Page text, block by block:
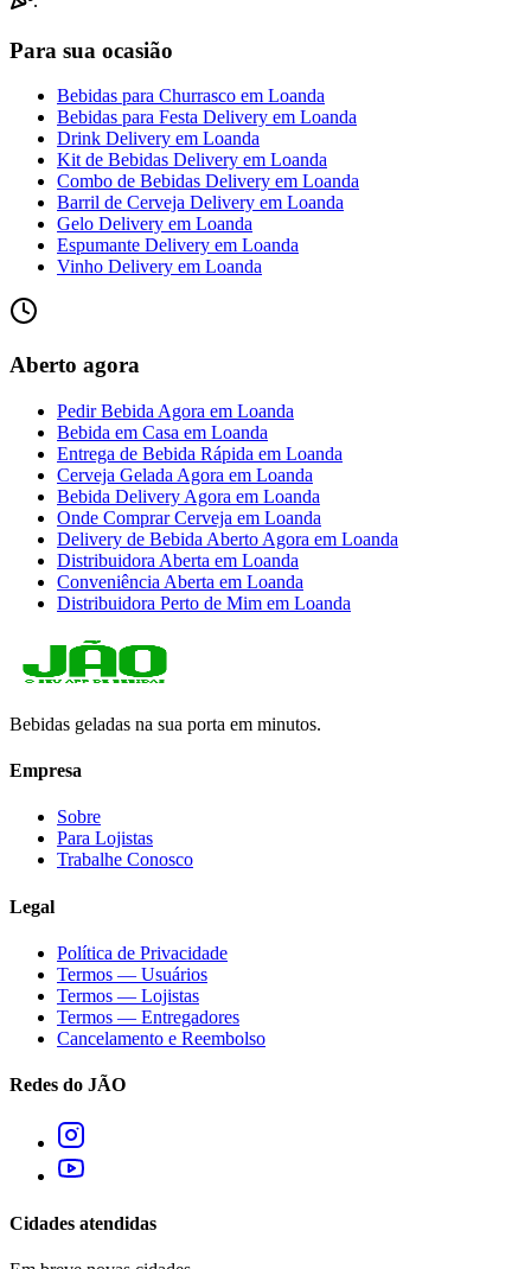
Para sua ocasião
Bebidas para Churrasco em Loanda
Bebidas para Festa Delivery em Loanda
Drink Delivery em Loanda
Kit de Bebidas Delivery em Loanda
Combo de Bebidas Delivery em Loanda
Barril de Cerveja Delivery em Loanda
Gelo Delivery em Loanda
Espumante Delivery em Loanda
Vinho Delivery em Loanda
Aberto agora
Pedir Bebida Agora em Loanda
Bebida em Casa em Loanda
Entrega de Bebida Rápida em Loanda
Cerveja Gelada Agora em Loanda
Bebida Delivery Agora em Loanda
Onde Comprar Cerveja em Loanda
Delivery de Bebida Aberto Agora em Loanda
Distribuidora Aberta em Loanda
Conveniência Aberta em Loanda
Distribuidora Perto de Mim em Loanda
Bebidas geladas na sua porta em minutos.
Empresa
Sobre
Para Lojistas
Trabalhe Conosco
Legal
Política de Privacidade
Termos — Usuários
Termos — Lojistas
Termos — Entregadores
Cancelamento e Reembolso
Redes do JÃO
Cidades atendidas